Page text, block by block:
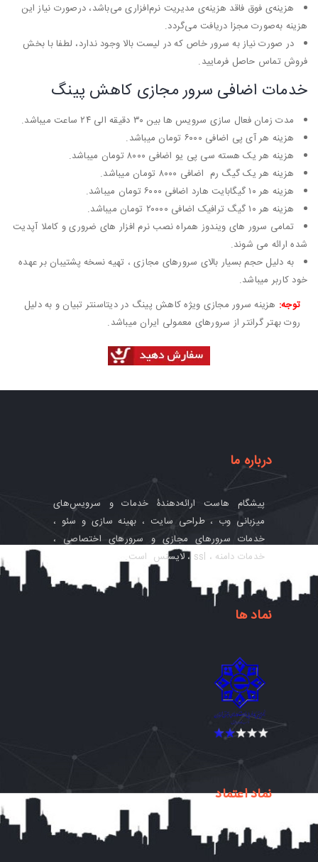
هزینه‌ی فوق فاقد هزینه‌ی مدیریت نرم‌افزاری می‌باشد،‌ درصورت نیاز این
هزینه به‌صورت مجزا دریافت می‌گردد.
در صورت نیاز به سرور خاص که در لیست بالا وجود ندارد، لطفا با بخش
فروش تماس حاصل فرمایید.
خدمات اضافی سرور مجازی کاهش پینگ
مدت زمان فعال سازی سرویس ها بین ۳۰ دقیقه الی ۲۴ ساعت میباشد.
هزینه هر آی پی اضافی ۶۰۰۰ تومان میباشد.
هزینه هر یک هسته سی پی یو اضافی ۸۰۰۰ تومان میباشد.
هزینه هر یک گیگ رم اضافی ۸۰۰۰ تومان میباشد.
هزینه هر ۱۰ گیگابایت هارد اضافی ۶۰۰۰ تومان میباشد.
هزینه هر ۱۰ گیگ ترافیک اضافی ۲۰۰۰۰ تومان میباشد.
تمامی سرور های ویندوز همراه نصب نرم افزار های ضروری و کاملا آپدیت
شده ارائه می شوند.
به دلیل حجم بسیار بالای سرورهای مجازی ، تهیه نسخه پشتیبان بر عهده
خود کاربر میباشد.
توجه: هزینه سرور مجازی ویژه کاهش پینگ در دیتاسنتر تبیان و به دلیل
روت بهتر گرانتر از سرورهای معمولی ایران میباشد.
درباره ما
پیشگام‌ هاست ارائه‌دهندۀ خدمات و سرویس‌های
میزبانی وب ، طراحی سایت ، بهینه سازی و سئو ،
خدمات سرورهای مجازی و سرورهای اختصاصی ،
خدمات دامنه ، ssl ، لایسنس است.
نماد ها
نماد اعتماد